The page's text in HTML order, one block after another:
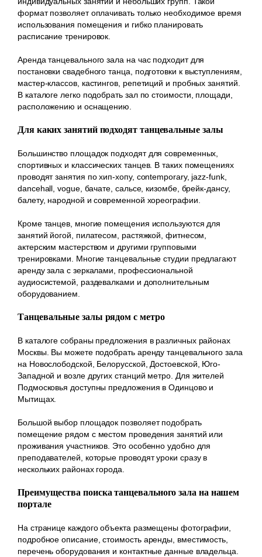
формат позволяет оплачивать только необходимое время
использования помещения и гибко планировать
расписание тренировок.
Аренда танцевального зала на час подходит для
постановки свадебного танца, подготовки к выступлениям,
мастер-классов, кастингов, репетиций и пробных занятий.
В каталоге легко подобрать зал по стоимости, площади,
расположению и оснащению.
Для каких занятий подходят танцевальные залы
Большинство площадок подходят для современных,
спортивных и классических танцев. В таких помещениях
проводят занятия по хип-хопу, contemporary, jazz-funk,
dancehall, vogue, бачате, сальсе, кизомбе, брейк-дансу,
балету, народной и современной хореографии.
Кроме танцев, многие помещения используются для
занятий йогой, пилатесом, растяжкой, фитнесом,
актерским мастерством и другими групповыми
тренировками. Многие танцевальные студии предлагают
аренду зала с зеркалами, профессиональной
аудиосистемой, раздевалками и дополнительным
оборудованием.
Танцевальные залы рядом с метро
В каталоге собраны предложения в различных районах
Москвы. Вы можете подобрать аренду танцевального зала
на Новослободской, Белорусской, Достоевской, Юго-
Западной и возле других станций метро. Для жителей
Подмосковья доступны предложения в Одинцово и
Мытищах.
Большой выбор площадок позволяет подобрать
помещение рядом с местом проведения занятий или
проживания участников. Это особенно удобно для
преподавателей, которые проводят уроки сразу в
нескольких районах города.
Преимущества поиска танцевального зала на нашем
портале
На странице каждого объекта размещены фотографии,
подробное описание, стоимость аренды, вместимость,
перечень оборудования и контактные данные владельца.